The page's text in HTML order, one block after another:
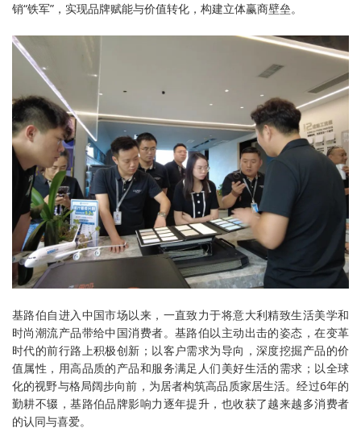
销“铁军”，实现品牌赋能与价值转化，构建立体赢商壁垒。
基路伯自进入中国市场以来，一直致力于将意大利精致生活美学和
时尚潮流产品带给中国消费者。基路伯以主动出击的姿态，在变革
时代的前行路上积极创新；以客户需求为导向，深度挖掘产品的价
值属性，用高品质的产品和服务满足人们美好生活的需求；以全球
化的视野与格局阔步向前，为居者构筑高品质家居生活。经过6年的
勤耕不辍，基路伯品牌影响力逐年提升，也收获了越来越多消费者
的认同与喜爱。